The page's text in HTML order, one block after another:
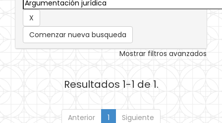
Comenzar nueva busqueda
Mostrar filtros avanzados
Resultados 1-1 de 1.
Anterior 1 Siguiente